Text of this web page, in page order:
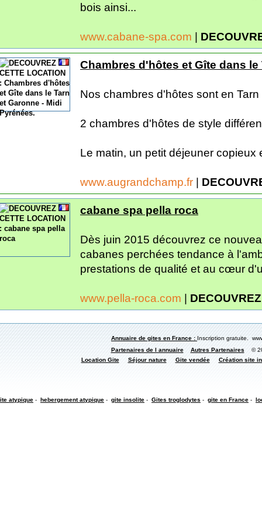
bois ainsi...
www.cabane-spa.com |
Chambres d'hôtes et Gîte dans
Nos chambres d'hôtes sont en
2 chambres d'hôtes de style
Le matin, un petit déjeuner copieux
www.augrandchamp.fr |
cabane spa pella roca
Dès juin 2015 découvrez ce
cabanes perchées tendance à
prestations de qualité et au cœur
www.pella-roca.com |
Annuaire de gites en France : Inscription gratuite.
Partenaires de l annuaire
Autres Partenaires©
Location Gite
Séjour nature Gite vendée Création site
atypique - hebergement atypique - gite insolite - Gites troglodytes - gite en France -